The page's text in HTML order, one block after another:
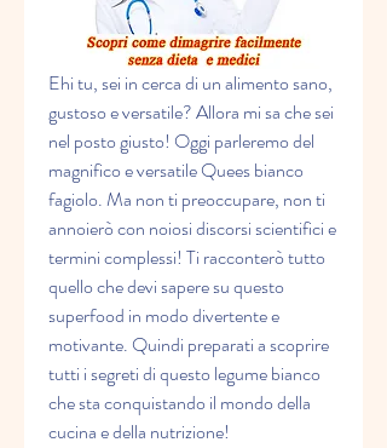
Ehi tu, sei in cerca di un alimento sano,
gustoso e versatile? Allora mi sa che sei
nel posto giusto! Oggi parleremo del
magnifico e versatile Quees bianco
fagiolo. Ma non ti preoccupare, non ti
annoierò con noiosi discorsi scientifici e
termini complessi! Ti racconterò tutto
quello che devi sapere su questo
superfood in modo divertente e
motivante. Quindi preparati a scoprire
tutti i segreti di questo legume bianco
che sta conquistando il mondo della
cucina e della nutrizione!